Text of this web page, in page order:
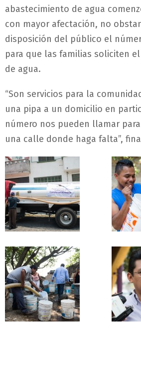
abastecimiento de agua
con mayor afectación, no
disposición del público el
para que las familias soliciten
de agua.
“Son servicios para la
una pipa a un domicilio en
número nos pueden llamar
una calle donde haga falta”,